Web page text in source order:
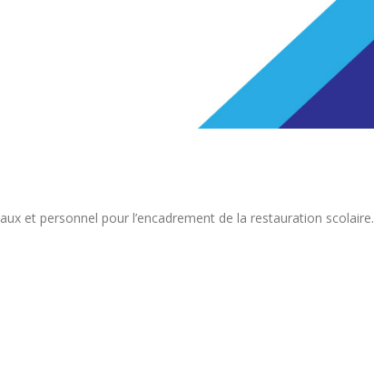
et personnel pour l’encadrement de la restauration scolaire.